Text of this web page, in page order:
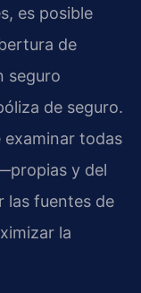
es posible
de
seguro
de seguro.
examinar todas
y del
fuentes de
la